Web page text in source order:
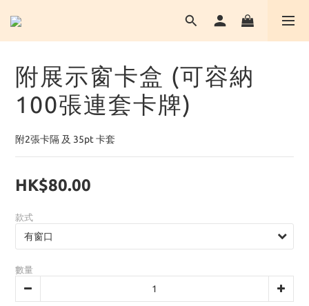
附展示窗卡盒 (可容納
100張連套卡牌)
附2張卡隔 及 35pt 卡套
HK$80.00
款式
數量